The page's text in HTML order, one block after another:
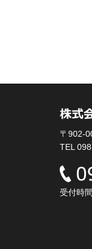
〒902-
TEL
受付時